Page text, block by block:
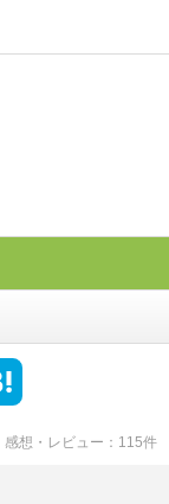
感想・レビュー 115件